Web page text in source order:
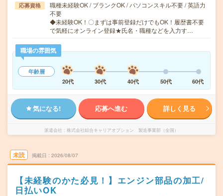
応募資格
職種未経験OK / ブランクOK / パソコンスキル不要 / 英語力
不要
◆未経験OK！〇まずは事前登録だけでもOK！履歴書不要
で気軽にオンライン登録★氏名・職種などを入力す…
職場の雰囲気
年齢層
20代
30代 40代 50代 60代
気になる! 応募へ進む 詳しく見る
派遣会社 株式会社綜合キャリアオプション 製造事業部（全国）
未読 掲載日 2026/08/07
【未経験のかた必見！】エンジン部品の加工/
日払いOK